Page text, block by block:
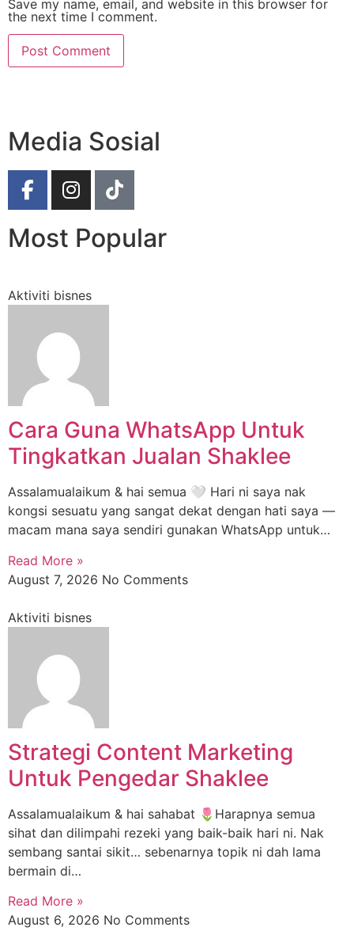
Save my name, email, and website in this browser for
the next time I comment.
Media Sosial
Most Popular
Aktiviti bisnes
Cara Guna WhatsApp Untuk
Tingkatkan Jualan Shaklee
Assalamualaikum & hai semua 🤍 Hari ni saya nak
kongsi sesuatu yang sangat dekat dengan hati saya —
macam mana saya sendiri gunakan WhatsApp untuk…
Read More »
August 7, 2026 No Comments
Aktiviti bisnes
Strategi Content Marketing
Untuk Pengedar Shaklee
Assalamualaikum & hai sahabat 🌷Harapnya semua
sihat dan dilimpahi rezeki yang baik-baik hari ni. Nak
sembang santai sikit… sebenarnya topik ni dah lama
bermain di…
Read More »
August 6, 2026 No Comments